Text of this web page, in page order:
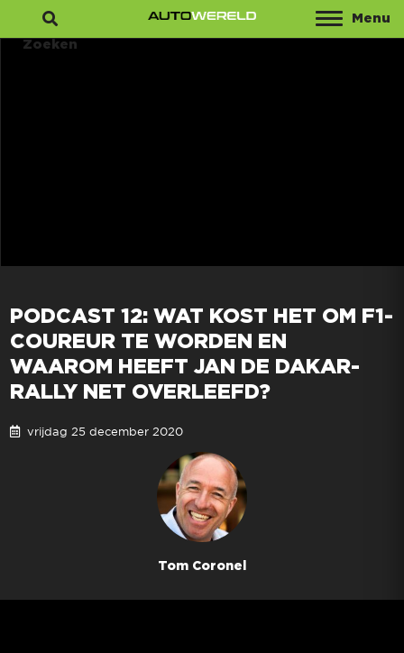
Menu
Zoeken
PODCAST 12: WAT KOST HET OM F1-
COUREUR TE WORDEN EN
WAAROM HEEFT JAN DE DAKAR-
RALLY NET OVERLEEFD?
vrijdag 25 december 2020
Tom Coronel